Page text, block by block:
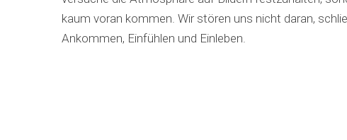
kaum voran kommen. Wir stören uns nicht daran,
Ankommen, Einfühlen und Einleben.